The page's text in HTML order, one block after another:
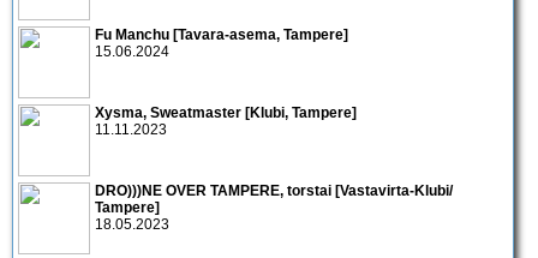
Fu Manchu [Tavara-asema, Tampere]
15.06.2024
Xysma, Sweatmaster [Klubi, Tampere]
11.11.2023
DRO)))NE OVER TAMPERE, torstai [Vastavirta-Klubi/
Tampere]
18.05.2023